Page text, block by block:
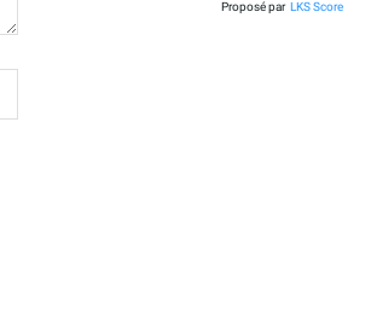
Proposé par LKS Score